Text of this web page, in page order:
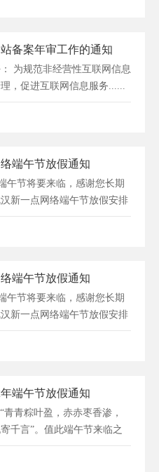
备案年审工作的通知
为规范非经营性互联网信息
，促进互联网信息服务......
端午节放假通知
午节将要来临，感谢您长期
新一点网络端午节放假安排
端午节放假通知
午节将要来临，感谢您长期
新一点网络端午节放假安排
端午节放假通知
青粽叶盈，赤赤枣香渗，
千言”。值此端午节来临之